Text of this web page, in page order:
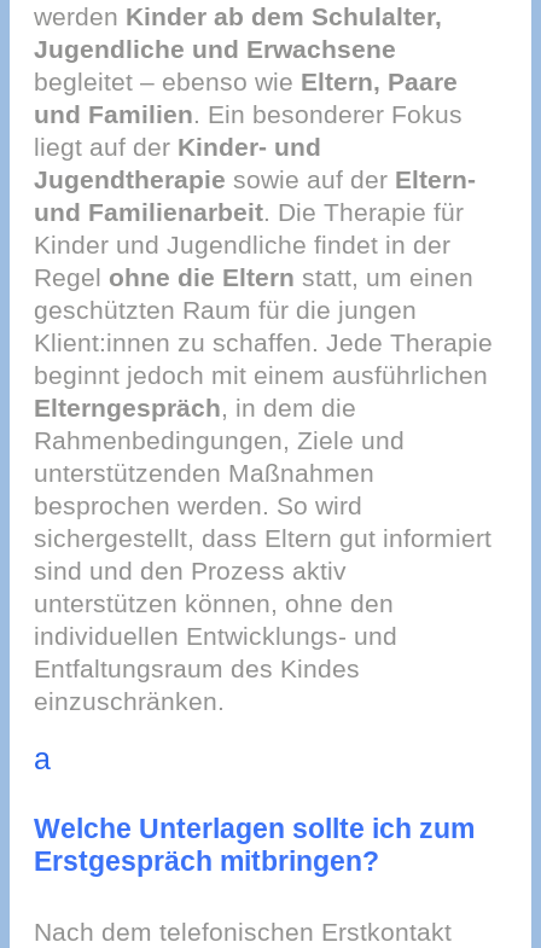
werden Kinder ab dem Schulalter,
Jugendliche und Erwachsene
begleitet – ebenso wie Eltern, Paare
und Familien. Ein besonderer Fokus
liegt auf der Kinder- und
Jugendtherapie sowie auf der Eltern-
und Familienarbeit. Die Therapie für
Kinder und Jugendliche findet in der
Regel ohne die Eltern statt, um einen
geschützten Raum für die jungen
Klient:innen zu schaffen. Jede Therapie
beginnt jedoch mit einem ausführlichen
Elterngespräch, in dem die
Rahmenbedingungen, Ziele und
unterstützenden Maßnahmen
besprochen werden. So wird
sichergestellt, dass Eltern gut informiert
sind und den Prozess aktiv
unterstützen können, ohne den
individuellen Entwicklungs- und
Entfaltungsraum des Kindes
einzuschränken.
a
Welche Unterlagen sollte ich zum
Erstgespräch mitbringen?
Nach dem telefonischen Erstkontakt